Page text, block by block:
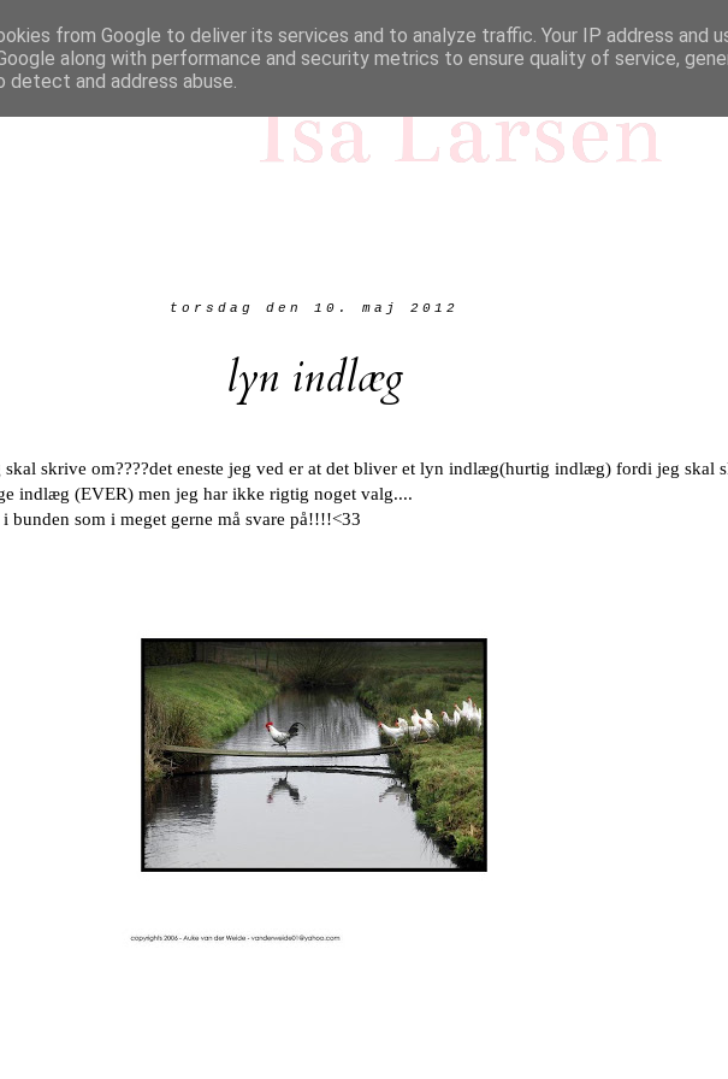
Isa Larsen
torsdag den 10. maj 2012
lyn indlæg
skrive om????det eneste jeg ved er at det bliver et lyn indlæg(hurtig indlæg) fordi jeg skal
indlæg (EVER) men jeg har ikke rigtig noget valg....
bunden som i meget gerne må svare på!!!!<33
from Google to deliver its services and to analyze traffic. Your IP address and
along with performance and security metrics to ensure quality of service,
and address abuse.